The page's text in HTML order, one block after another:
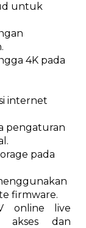
untuk
4K pada
internet
pengaturan
pada
firmware.
online live
akses dan